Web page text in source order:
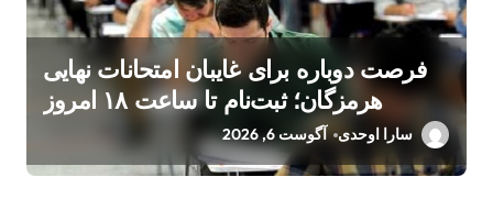
فرصت دوباره برای غایبان امتحانات نهایی
هرمزگان؛ ثبت‌نام تا ساعت ۱۸ امروز
سارا اوحدی آگوست 6, 2026